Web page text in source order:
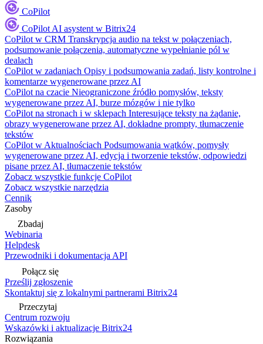
CoPilot
CoPilot AI asystent w Bitrix24
CoPilot w CRM Transkrypcja audio na tekst w połączeniach,
podsumowanie połączenia, automatyczne wypełnianie pól w
dealach
CoPilot w zadaniach Opisy i podsumowania zadań, listy kontrolne i
komentarze wygenerowane przez AI
CoPilot na czacie Nieograniczone źródło pomysłów, teksty
wygenerowane przez AI, burze mózgów i nie tylko
CoPilot na stronach i w sklepach Interesujące teksty na żądanie,
obrazy wygenerowane przez AI, dokładne prompty, tłumaczenie
tekstów
CoPilot w Aktualnościach Podsumowania wątków, pomysły
wygenerowane przez AI, edycja i tworzenie tekstów, odpowiedzi
pisane przez AI, tłumaczenie tekstów
Zobacz wszystkie funkcje CoPilot
Zobacz wszystkie narzędzia
Cennik
Zasoby
Zbadaj
Webinaria
Helpdesk
Przewodniki i dokumentacja API
Połącz się
Prześlij zgłoszenie
Skontaktuj się z lokalnymi partnerami Bitrix24
Przeczytaj
Centrum rozwoju
Wskazówki i aktualizacje Bitrix24
Rozwiązania